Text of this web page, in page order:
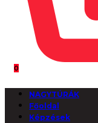
0
NAGYTÚRÁK
Főoldal
Képzések